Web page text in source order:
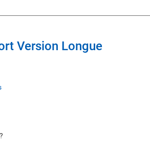
Version Longue